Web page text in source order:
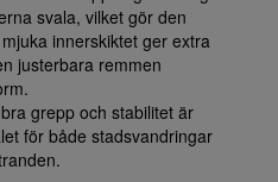
svala, vilket gör den
innerskiktet ger extra
justerbara remmen
grepp och stabilitet är
för både stadsvandringar